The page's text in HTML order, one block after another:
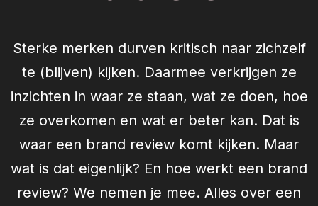
Sterke merken durven kritisch naar zichzelf
te (blijven) kijken. Daarmee verkrijgen ze
inzichten in waar ze staan, wat ze doen, hoe
ze overkomen en wat er beter kan. Dat is
waar een brand review komt kijken. Maar
wat is dat eigenlijk? En hoe werkt een brand
review? We nemen je mee. Alles over een